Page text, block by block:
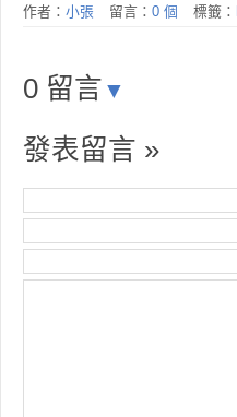
作者： 小張 留言： 0 個 標籤：
0 留言 ▼
發表留言 »